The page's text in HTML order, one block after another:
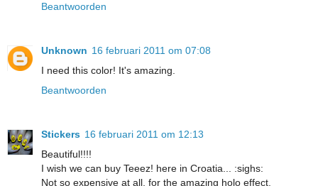
Beantwoorden
Unknown 16 februari 2011 om 07:08
I need this color! It's amazing.
Beantwoorden
Stickers 16 februari 2011 om 12:13
Beautiful!!!!
I wish we can buy Teeez! here in Croatia... :sighs:
Not so expensive at all, for the amazing holo effect.